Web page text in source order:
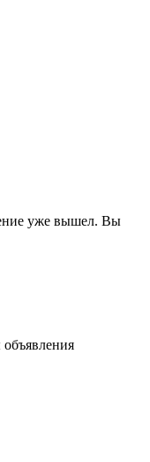
уже вышел. Вы
объявления